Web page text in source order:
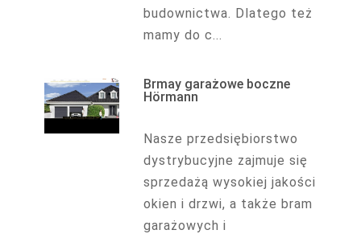
budownictwa. Dlatego też
mamy do c...
Brmay garażowe boczne
Hörmann
Nasze przedsiębiorstwo
dystrybucyjne zajmuje się
sprzedażą wysokiej jakości
okien i drzwi, a także bram
garażowych i